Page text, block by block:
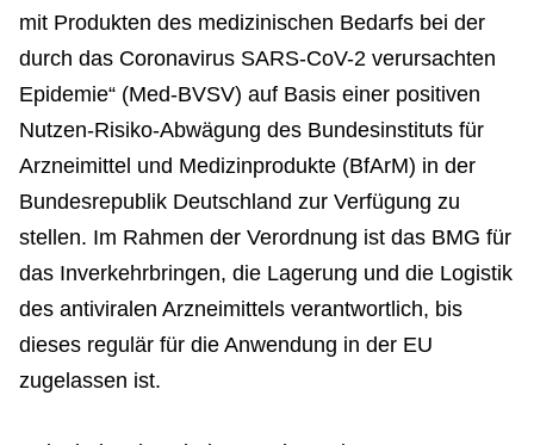
mit Produkten des medizinischen Bedarfs bei der
durch das Coronavirus SARS-CoV-2 verursachten
Epidemie“ (Med-BVSV) auf Basis einer positiven
Nutzen-Risiko-Abwägung des Bundesinstituts für
Arzneimittel und Medizinprodukte (BfArM) in der
Bundesrepublik Deutschland zur Verfügung zu
stellen. Im Rahmen der Verordnung ist das BMG für
das Inverkehrbringen, die Lagerung und die Logistik
des antiviralen Arzneimittels verantwortlich, bis
dieses regulär für die Anwendung in der EU
zugelassen ist.